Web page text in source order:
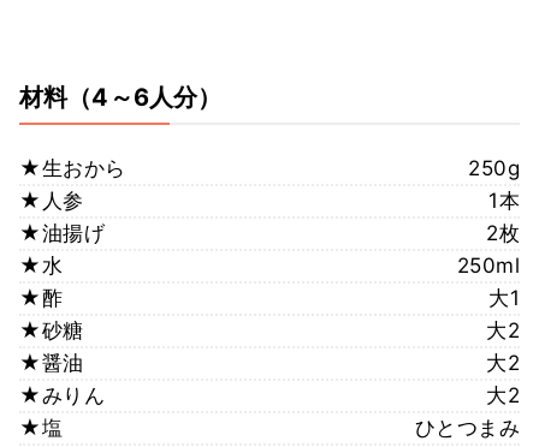
材料（4～6人分）
★生おから
250g
★人参
1本
★油揚げ
2枚
★水
250ml
★酢
大1
★砂糖
大2
★醤油
大2
★みりん
大2
★塩
ひとつまみ